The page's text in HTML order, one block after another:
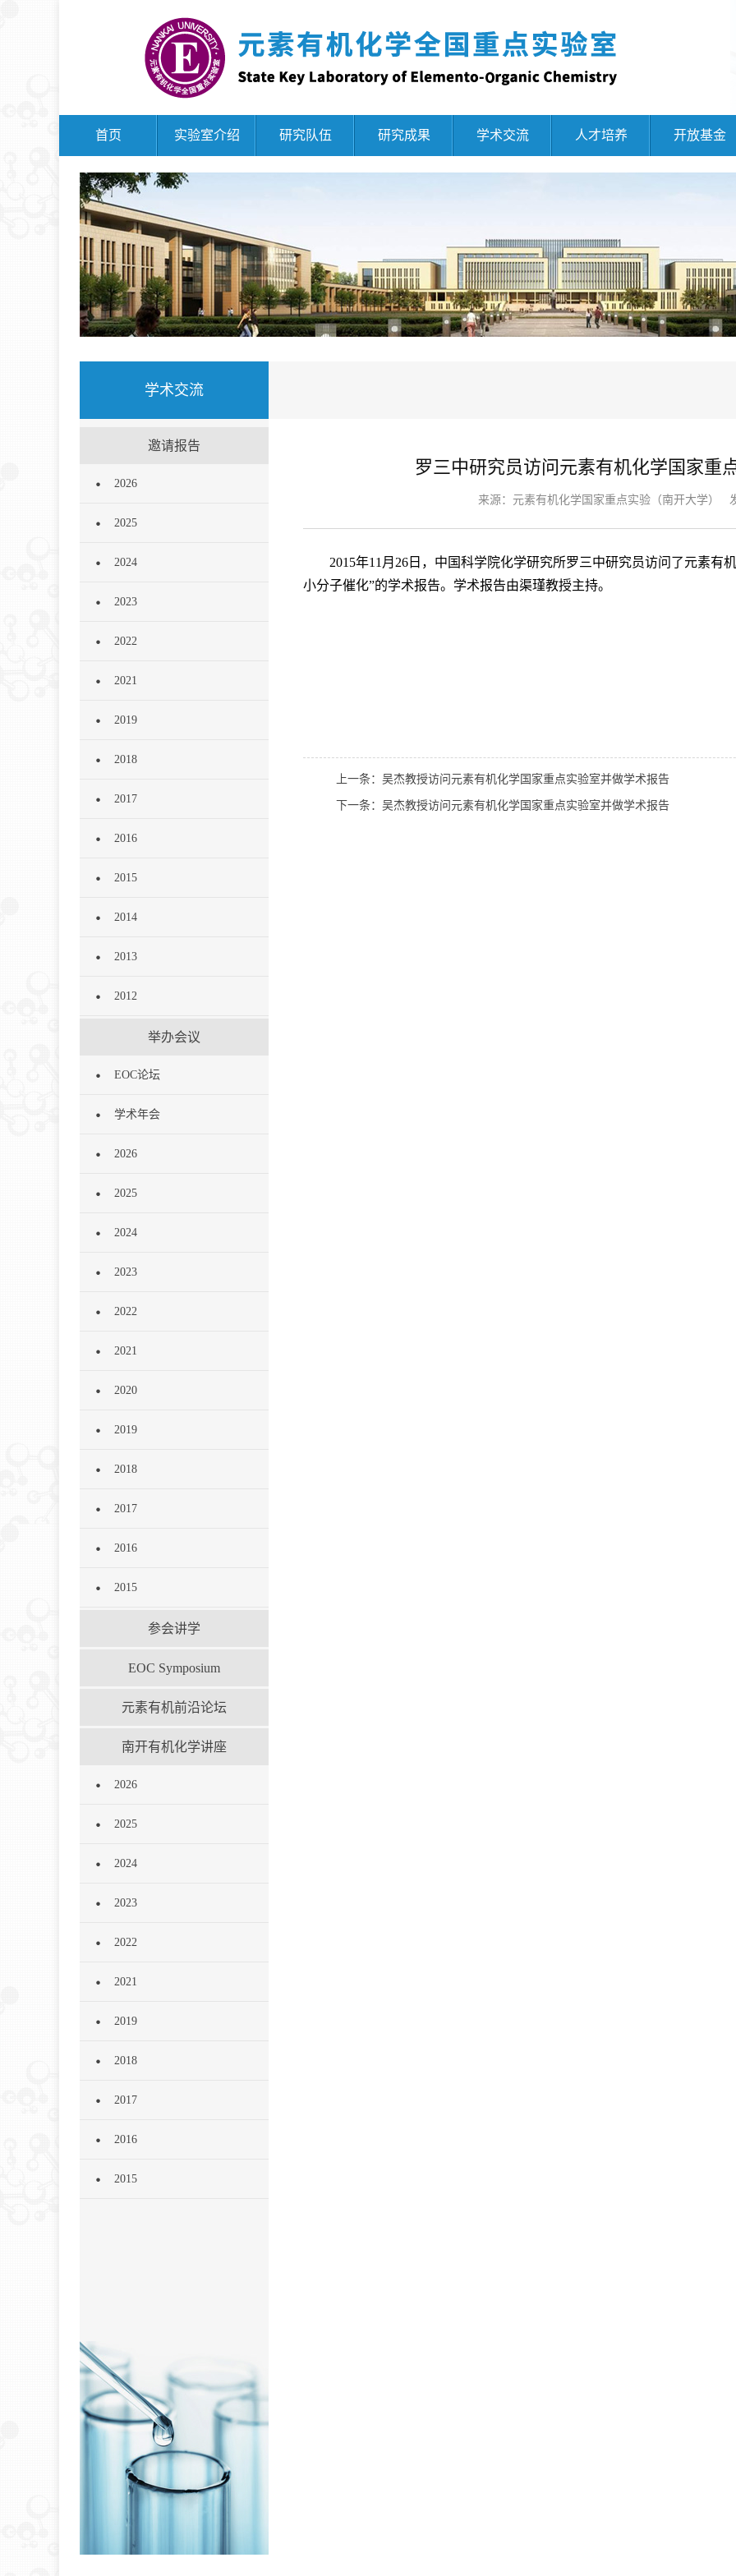
首页 实验室介绍 研究队伍 研究成果 学术交流 人才培养 开放基金
学术交流
邀请报告
2026
2025
2024
2023
2022
2021
2019
2018
2017
2016
2015
2014
2013
2012
举办会议
EOC论坛
学术年会
2026
2025
2024
2023
2022
2021
2020
2019
2018
2017
2016
2015
参会讲学
EOC Symposium
元素有机前沿论坛
南开有机化学讲座
2026
2025
2024
2023
2022
2021
2019
2018
2017
2016
2015
罗三中研究员访问元素有机化学国家重
来源： 元素有机化学国家重点实验（南开大学）
2015年11月26日，中国科学院化学研究所罗三中研究员访问了元素有
小分子催化”的学术报告。学术报告由渠瑾教授主持。
上一条：吴杰教授访问元素有机化学国家重点实验室并做学术报告
下一条：吴杰教授访问元素有机化学国家重点实验室并做学术报告